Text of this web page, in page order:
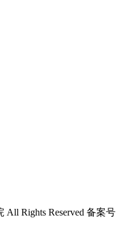
Rights Reserved 备案号